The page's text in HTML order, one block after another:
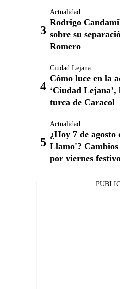
Actualidad
Rodrigo
sobre su
Romero
Ciudad Lejana
Cómo luce en la
‘Ciudad Lejana’,
turca de Caracol
Actualidad
¿Hoy 7 de agosto
Llamo'?
por viernes festivo